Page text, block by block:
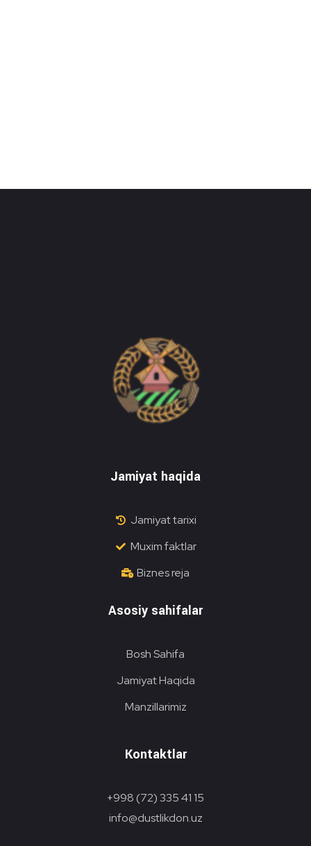
Jamiyat haqida
Jamiyat tarixi
Muxim faktlar
Biznes reja
Asosiy sahifalar
Bosh Sahifa
Jamiyat Haqida
Manzillarimiz
Kontaktlar
+998 (72) 335 41 15
info@dustlikdon.uz